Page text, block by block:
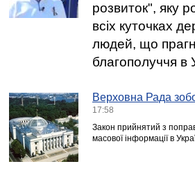
розвиток", яку
всіх куточках
людей, що
благополуччя в
Верховна Рада
17:58
Закон прийнятий з
масової інформації в